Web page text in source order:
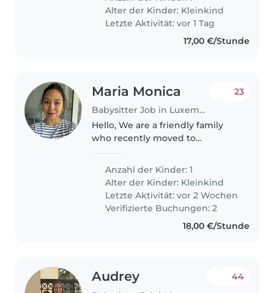
Alter der Kinder: Kleinkind
Letzte Aktivität: vor 1 Tag
17,00 €/Stunde
Maria Monica
Babysitter Job in Luxemburg
23
Hello, We are a friendly family
who recently moved to
for a kind, reliable and caring
babysitter for our son, who is
almost 3 years old.
Anzahl der Kinder: 1
Alter der Kinder: Kleinkind
Letzte Aktivität: vor 2 Wochen
Verifizierte Buchungen: 2
18,00 €/Stunde
Audrey 44